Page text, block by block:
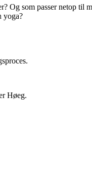
Og som passer netop til
yoga?
Høeg.